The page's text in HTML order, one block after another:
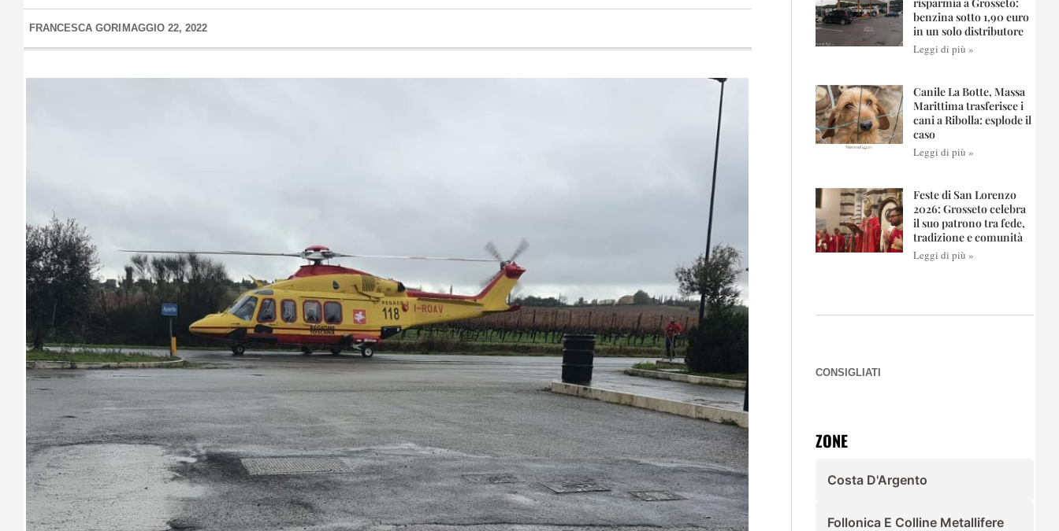
FRANCESCA GORI MAGGIO 22, 2022
benzina sotto 1,90 euro
in un solo distributore
Leggi di più »
Canile La Botte, Massa
Marittima trasferisce i
cani a Ribolla: esplode il
caso
Leggi di più »
Feste di San Lorenzo
2026: Grosseto celebra
il suo patrono tra fede,
tradizione e comunità
Leggi di più »
CONSIGLIATI
ZONE
Costa D'Argento
Follonica E Colline Metallifere